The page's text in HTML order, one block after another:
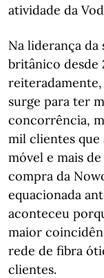
atividade da
Na liderança
britânico desde
reiteradamente,
surge para ter
concorrência,
mil clientes
móvel e mais
compra da
equacionada
aconteceu
maior
rede de fibra
clientes.